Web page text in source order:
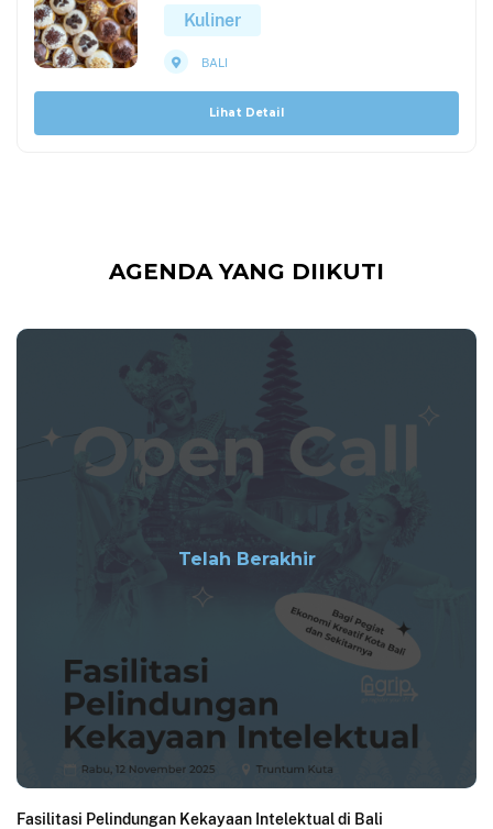
Kuliner
BALI
Lihat Detail
AGENDA YANG DIIKUTI
Telah Berakhir
Fasilitasi Pelindungan Kekayaan Intelektual di Bali